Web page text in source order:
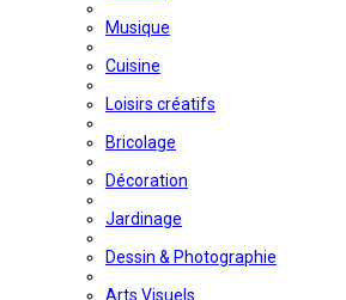
Musique
Cuisine
Loisirs créatifs
Bricolage
Décoration
Jardinage
Dessin & Photographie
Arts Visuels